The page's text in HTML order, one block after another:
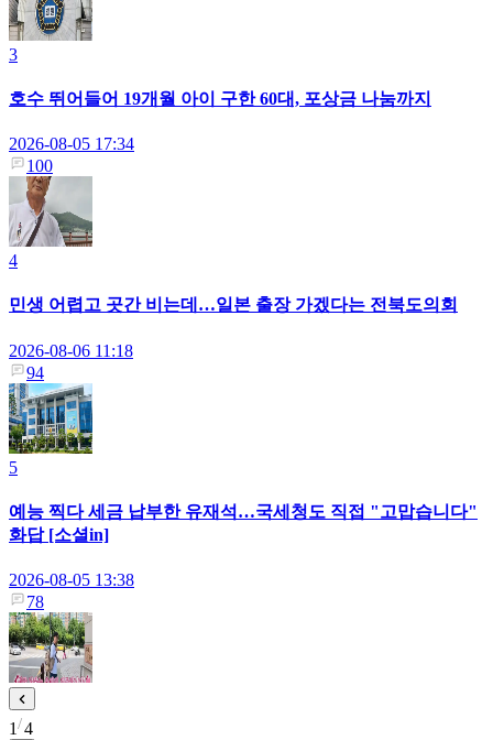
3
호수 뛰어들어 19개월 아이 구한 60대, 포상금 나눔까지
2026-08-05 17:34
100
4
민생 어렵고 곳간 비는데…일본 출장 가겠다는 전북도의회
2026-08-06 11:18
94
5
예능 찍다 세금 납부한 유재석…국세청도 직접 "고맙습니다"
화답 [소셜in]
2026-08-05 13:38
78
1 4